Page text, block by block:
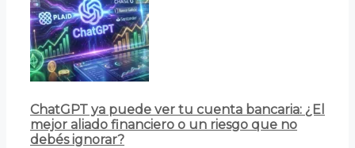
ChatGPT ya puede ver tu cuenta bancaria: ¿El
mejor aliado financiero o un riesgo que no
debés ignorar?